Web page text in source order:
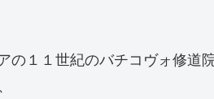
の１１世紀のバチコヴォ修道院